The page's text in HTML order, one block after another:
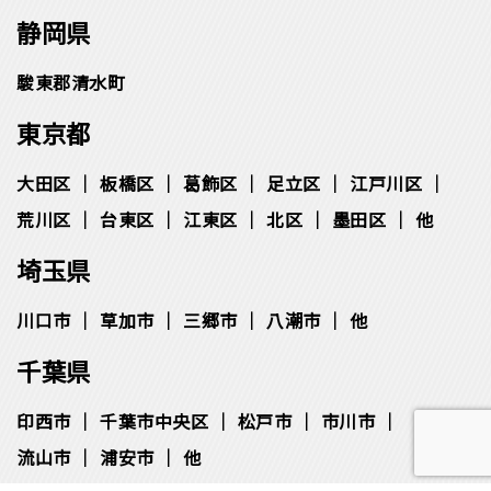
静岡県
駿東郡清水町
東京都
大田区 板橋区 葛飾区 足立区
江戸川区
荒川区
台東区 江東区 北区 墨田区 他
埼玉県
川口市 草加市 三郷市 八潮市 他
千葉県
印西市 千葉市中央区 松⼾市
市川市
流⼭市
浦安市 他